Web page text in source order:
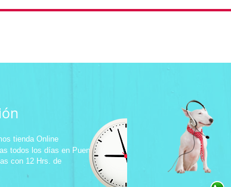
tienda Online
todos los días en Puente
con 12 Hrs. de